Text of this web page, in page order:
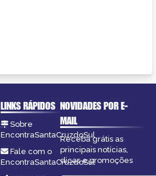
LINKS RÁPIDOS
Sobre
EncontraSantaCruzdoSul
Fale com o
EncontraSantaCruzdoSul
NOVIDADES POR E-
MAIL
Receba grátis as
principais notícias,
dicas e promoções